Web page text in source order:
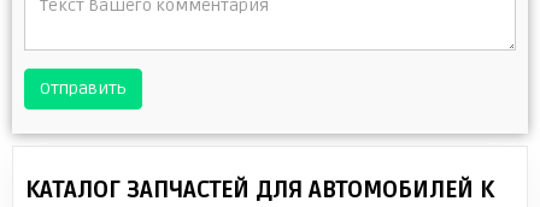
Отправить
КАТАЛОГ ЗАПЧАСТЕЙ ДЛЯ АВТОМОБИЛЕЙ К